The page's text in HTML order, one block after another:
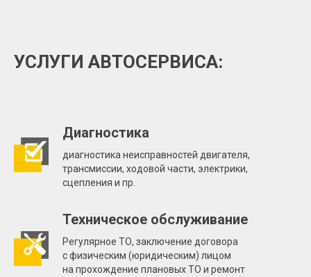
УСЛУГИ АВТОСЕРВИСА:
Диагностика
диагностика неисправностей двигателя,
трансмиссии, ходовой части, электрики,
сцепления и пр.
Техническое обслуживание
Регулярное ТО, заключение договора
с физическим (юридическим) лицом
на прохождение плановых ТО и ремонт